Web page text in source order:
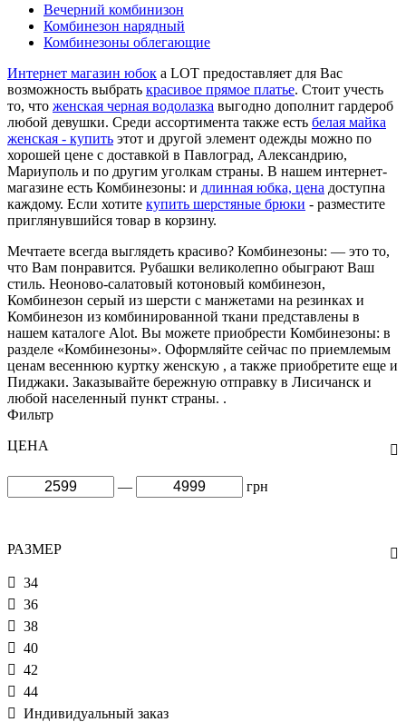
Вечерний комбинизон
Комбинезон нарядный
Комбинезоны облегающие
Интернет магазин юбок a LOT предоставляет для Вас
возможность выбрать красивое прямое платье. Стоит учесть
то, что женская черная водолазка выгодно дополнит гардероб
любой девушки. Среди ассортимента также есть белая майка
женская - купить этот и другой элемент одежды можно по
хорошей цене с доставкой в Павлоград, Александрию,
Мариуполь и по другим уголкам страны. В нашем интернет-
магазине есть Комбинезоны: и длинная юбка, цена доступна
каждому. Если хотите купить шерстяные брюки - разместите
приглянувшийся товар в корзину.
Мечтаете всегда выглядеть красиво? Комбинезоны: — это то,
что Вам понравится. Рубашки великолепно обыграют Ваш
стиль. Неоново-салатовый котоновый комбинезон,
Комбинезон серый из шерсти с манжетами на резинках и
Комбинезон из комбинированной ткани представлены в
нашем каталоге Alot. Вы можете приобрести Комбинезоны: в
разделе «Комбинезоны». Оформляйте сейчас по приемлемым
ценам весеннюю куртку женскую , а также приобретите еще и
Пиджаки. Заказывайте бережную отправку в Лисичанск и
любой населенный пункт страны. .
Фильтр
ЦЕНА
— грн
РАЗМЕР
34
36
38
40
42
44
Индивидуальный заказ